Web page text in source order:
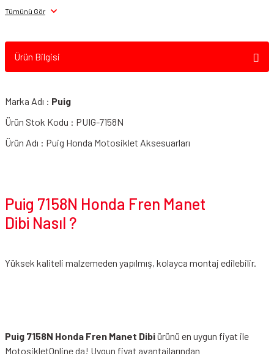
Tümünü Gör
Ürün Bilgisi
Marka Adı : Puig
Ürün Stok Kodu : PUIG-7158N
Ürün Adı : Puig Honda Motosiklet Aksesuarları
Puig 7158N Honda Fren Manet
Dibi Nasıl ?
Yüksek kaliteli malzemeden yapılmış, kolayca montaj edilebilir.
Puig 7158N Honda Fren Manet Dibiürünü en uygun fiyat ile
MotosikletOnline da! Uygun fiyat avantajlarından